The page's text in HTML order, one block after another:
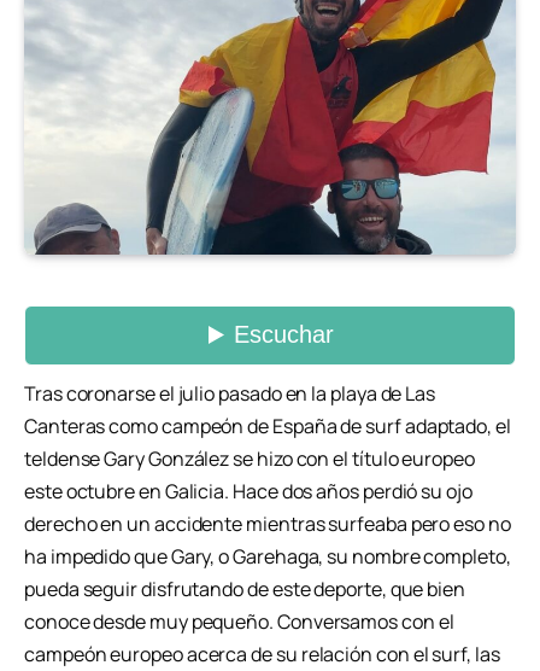
Tras coronarse el julio pasado en la playa de Las
Canteras como campeón de España de surf adaptado, el
teldense Gary González se hizo con el título europeo
este octubre en Galicia. Hace dos años perdió su ojo
derecho en un accidente mientras surfeaba pero eso no
ha impedido que Gary, o Garehaga, su nombre completo,
pueda seguir disfrutando de este deporte, que bien
conoce desde muy pequeño. Conversamos con el
campeón europeo acerca de su relación con el surf, las